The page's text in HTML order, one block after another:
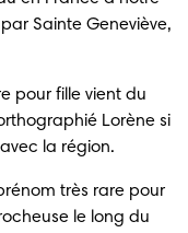
Sainte Geneviève,
pour fille vient du
Lorène si
la région.
très rare pour
le long du